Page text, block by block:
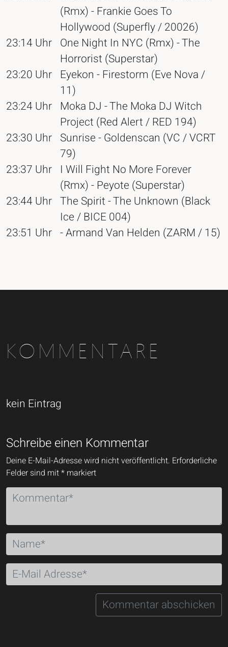
(Rmx) - Frankie Goes To
Hollywood (Superfly / 20026)
23:14 Uhr One Night In NYC (Rmx) - The
Horrorist (Superstar)
23:20 Uhr Eyekon - Firestorm (Eve Nova /
11)
23:24 Uhr Moka DJ - The Moka DJ Witch
Project (Red Alert / RED 194)
23:30 Uhr Sunrise - Goldenscan (VC / VCRT
79)
23:37 Uhr I Will Fight No More Forever
(Rmx) - Peyote (Superstar)
23:44 Uhr The Spirit - The Unknown (Black
Ice / BICE 004)
23:51 Uhr - Armand Van Helden (ZARM / 15)
KOMMENTARE
kein Eintrag
Schreibe einen Kommentar
Deine E-Mail-Adresse wird nicht veröffentlicht. Erforderliche
Felder sind mit* markiert